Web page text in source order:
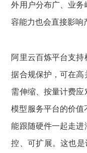
外用户分布广、业
容能力也会直接影响
阿里云百炼平台支
据合规保护，可在
需伸缩、按量计费应
模型服务平台的价
能跟随硬件一起走
控、可扩展。这也